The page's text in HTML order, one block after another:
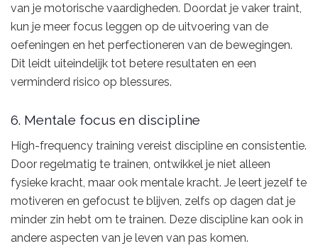
van je motorische vaardigheden. Doordat je vaker traint,
kun je meer focus leggen op de uitvoering van de
oefeningen en het perfectioneren van de bewegingen.
Dit leidt uiteindelijk tot betere resultaten en een
verminderd risico op blessures.
6. Mentale focus en discipline
High-frequency training vereist discipline en consistentie.
Door regelmatig te trainen, ontwikkel je niet alleen
fysieke kracht, maar ook mentale kracht. Je leert jezelf te
motiveren en gefocust te blijven, zelfs op dagen dat je
minder zin hebt om te trainen. Deze discipline kan ook in
andere aspecten van je leven van pas komen.